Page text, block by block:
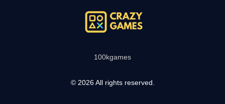
100kgames
© 2026 All rights reserved.